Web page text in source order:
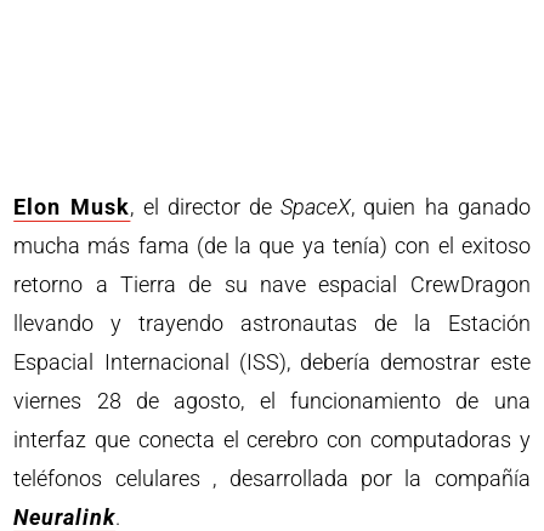
Elon Musk, el director deSpaceX, quien ha ganado
mucha más fama (de la que ya tenía) con el exitoso
retorno a Tierra de su nave espacial CrewDragon
llevando y trayendo astronautas de la Estación
Espacial Internacional (ISS), debería demostrar este
viernes 28 de agosto, el funcionamiento de una
interfaz que conecta el cerebro con computadoras y
teléfonos celulares , desarrollada por la compañía
Neuralink.